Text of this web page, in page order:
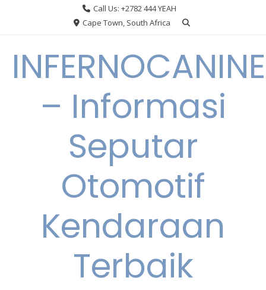
Call Us: +2782 444 YEAH
Cape Town, South Africa
INFERNOCANINE
– Informasi
Seputar
Otomotif
Kendaraan
Terbaik